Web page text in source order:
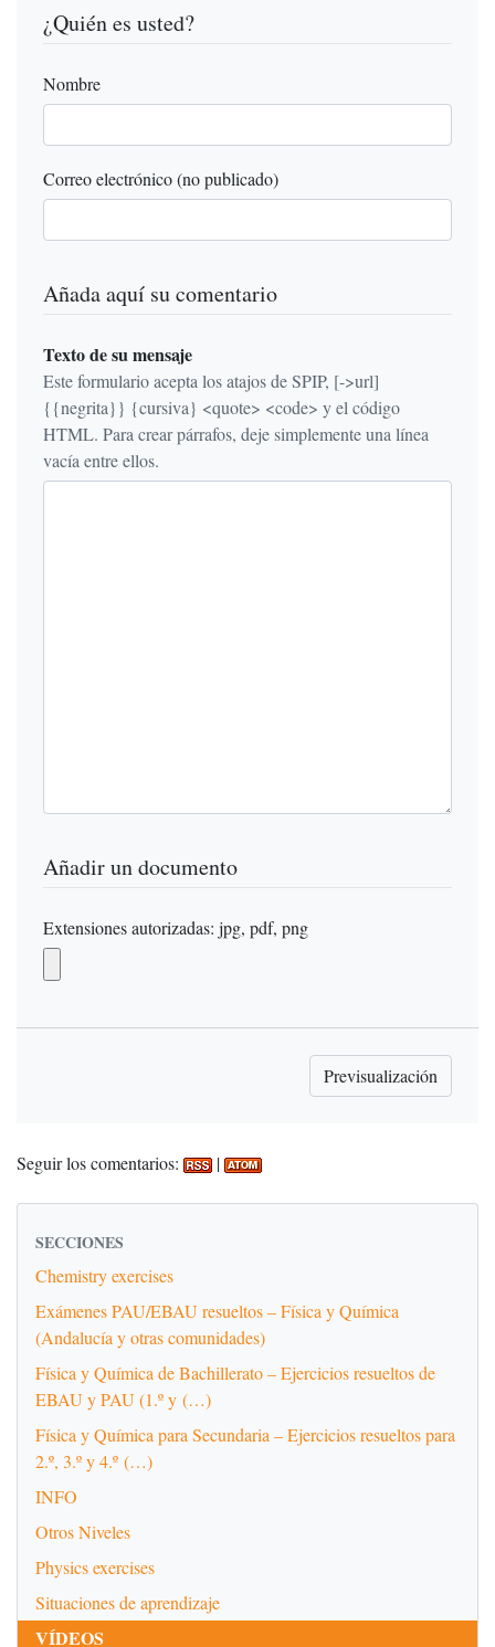
¿Quién es usted?
Nombre
Correo electrónico (no publicado)
Añada aquí su comentario
Texto de su mensaje
Este formulario acepta los atajos de SPIP, [->url]
{{negrita}} {cursiva} <quote> <code> y el código
HTML. Para crear párrafos, deje simplemente una línea
vacía entre ellos.
Añadir un documento
Extensiones autorizadas: jpg, pdf, png
Seguir los comentarios: |
SECCIONES
Chemistry exercises
Exámenes PAU/EBAU resueltos – Física y Química
(Andalucía y otras comunidades)
Física y Química de Bachillerato – Ejercicios resueltos de
EBAU y PAU (1.º y (…)
Física y Química para Secundaria – Ejercicios resueltos para
2.º, 3.º y 4.º (…)
INFO
Otros Niveles
Physics exercises
Situaciones de aprendizaje
VÍDEOS